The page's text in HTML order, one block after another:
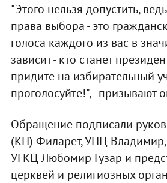
"Этого нельзя допустить,
права выбора - это
голоса каждого из вас в
зависит - кто станет
придите на избирательный
проголосуйте!", - призывают
Обращение подписали
(КП) Филарет, УПЦ
УГКЦ Любомир Гузар и
церквей и религиозных